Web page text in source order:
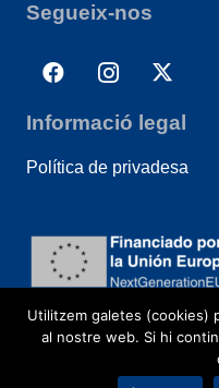
Segueix-nos
Informació legal
Política de privadesa
Utilitzem galetes (cookies)
al nostre web. Si hi